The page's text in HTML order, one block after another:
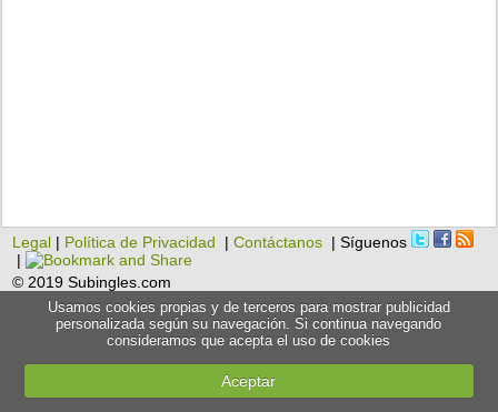
Legal | Política de Privacidad |Contáctanos | Síguenos
|
© 2019 Subingles.com
Usamos cookies propias y de terceros para mostrar publicidad
personalizada según su navegación. Si continua navegando
consideramos que acepta el uso de cookies
Aceptar